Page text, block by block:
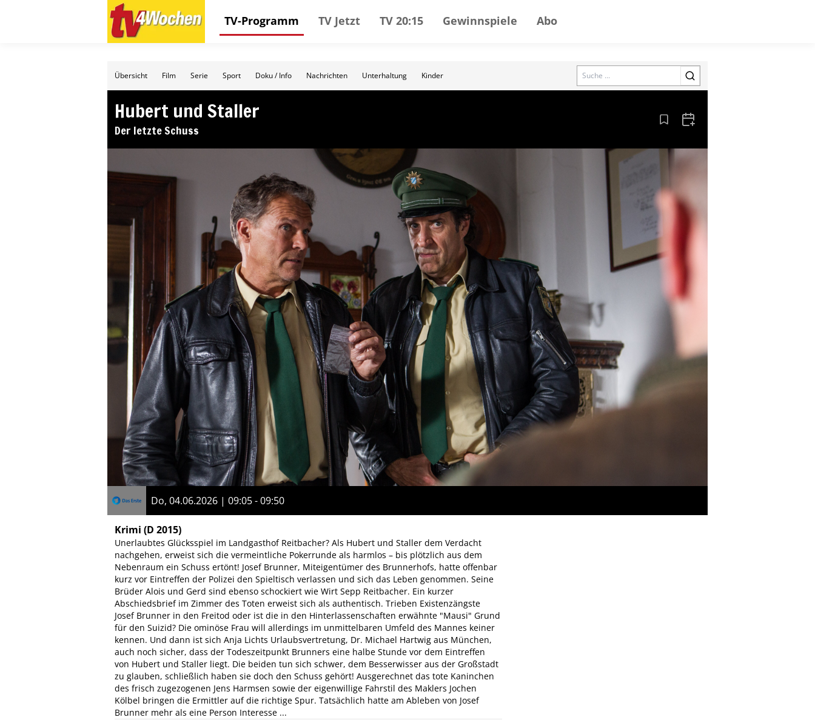
TV-Programm TV Jetzt TV 20:15 Gewinnspiele Abo
Übersicht Film Serie Sport Doku / Info Nachrichten Unterhaltung Kinder Search
Hubert und Staller
Der letzte Schuss Aus den Lesezeichen entfernen
Zum Kalender hinzufügen
Do, 04.06.2026 | 09:05 - 09:50
Krimi (D 2015)
Unerlaubtes Glücksspiel im Landgasthof Reitbacher? Als Hubert und Staller dem Verdacht
nachgehen, erweist sich die vermeintliche Pokerrunde als harmlos – bis plötzlich aus dem
Nebenraum ein Schuss ertönt! Josef Brunner, Miteigentümer des Brunnerhofs, hatte offenbar
kurz vor Eintreffen der Polizei den Spieltisch verlassen und sich das Leben genommen. Seine
Brüder Alois und Gerd sind ebenso schockiert wie Wirt Sepp Reitbacher. Ein kurzer
Abschiedsbrief im Zimmer des Toten erweist sich als authentisch. Trieben Existenzängste
Josef Brunner in den Freitod oder ist die in den Hinterlassenschaften erwähnte "Mausi" Grund
für den Suizid? Die ominöse Frau will allerdings im unmittelbaren Umfeld des Mannes keiner
kennen. Und dann ist sich Anja Lichts Urlaubsvertretung, Dr. Michael Hartwig aus München,
auch noch sicher, dass der Todeszeitpunkt Brunners eine halbe Stunde vor dem Eintreffen
von Hubert und Staller liegt. Die beiden tun sich schwer, dem Besserwisser aus der Großstadt
zu glauben, schließlich haben sie doch den Schuss gehört! Ausgerechnet das tote Kaninchen
des frisch zugezogenen Jens Harmsen sowie der eigenwillige Fahrstil des Maklers Jochen
Kölbel bringen die Ermittler auf die richtige Spur. Tatsächlich hatte am Ableben von Josef
Brunner mehr als eine Person Interesse ...